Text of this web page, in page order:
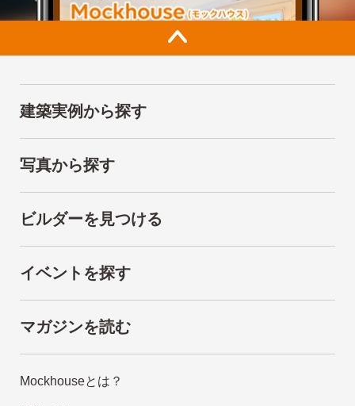
建築実例から探す
写真から探す
ビルダーを見つける
イベントを探す
マガジンを読む
Mockhouseとは？